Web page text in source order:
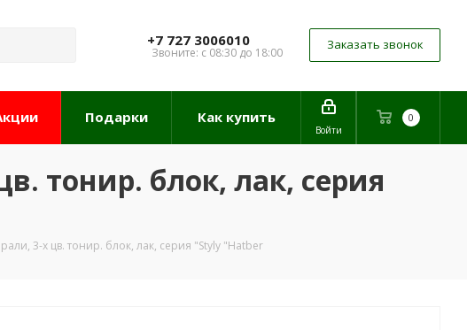
+7 727 3006010
Звоните: с 08:30 до 18:00
Заказать звонок
0
Войти
Подарки Как купить
тонир. блок, лак, серия
3-х цв. тонир. блок, лак, серия "Styly "Hatber